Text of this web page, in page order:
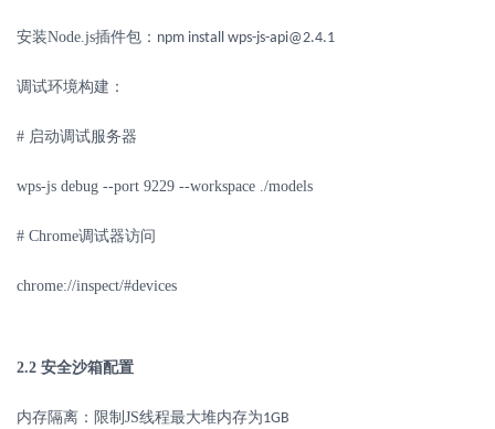
安装Node.js插件包： npm install wps-js-api@2.4.1
调试环境构建：
# 启动调试服务器
wps-js debug --port 9229 --workspace ./models
# Chrome调试器访问
chrome://inspect/#devices
2.2 安全沙箱配置
内存隔离：限制 JS线程最大堆内存为1GB